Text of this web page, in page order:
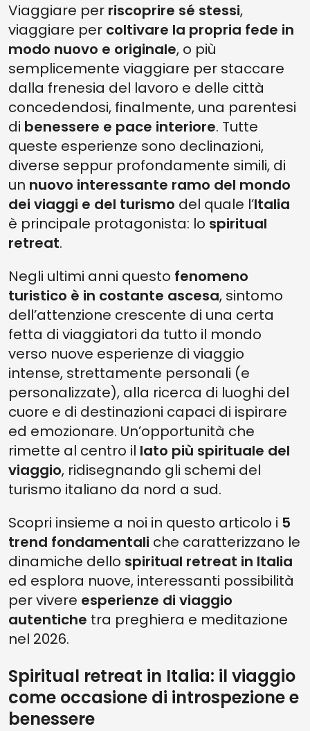
UMBRIA
1. RETREAT IN MOVIMENTO: TUTTA LA MAGIA DEI CAMMINI
ATTRAVERSANDO L’ITALIA
DOMANDE FREQUENTI SUGLI SPIRITUAL RETREAT IN ITALIA
1. QUANTO DURA IN GENERE UNO SPIRITUAL RETREAT E QUALI
ATTIVITÀ INCLUDE?
2. ESISTONO RITIRI SPIRITUALI IN ITALIA PER CHI NON HA ESPERIENZA
DI MEDITAZIONE?
3. QUANTO COSTA PARTECIPARE A UNO SPIRITUAL RETREAT IN
ITALIA?
4. COME SCEGLIERE IL RITIRO SPIRITUALE PIÙ ADATTO ALLE PROPRIE
ESIGENZE?
5. SERVE PREPARARE QUALCOSA IN PARTICOLARE PRIMA DI
PARTECIPARE A UNO SPIRITUAL RETREAT?
Viaggiare per riscoprire sé stessi,
viaggiare per coltivare la propria fede in
modo nuovo e originale, o più
semplicemente viaggiare per staccare
dalla frenesia del lavoro e delle città
concedendosi, finalmente, una parentesi
di benessere e pace interiore. Tutte
queste esperienze sono declinazioni,
diverse seppur profondamente simili, di
un nuovo interessante ramo del mondo
dei viaggi e del turismo del quale l’Italia
è principale protagonista: lo spiritual
retreat.
Negli ultimi anni questo fenomeno
turistico è in costante ascesa, sintomo
dell’attenzione crescente di una certa
fetta di viaggiatori da tutto il mondo
verso nuove esperienze di viaggio
intense, strettamente personali (e
personalizzate), alla ricerca di luoghi del
cuore e di destinazioni capaci di ispirare
ed emozionare. Un’opportunità che
rimette al centro il lato più spirituale del
viaggio, ridisegnando gli schemi del
turismo italiano da nord a sud.
Scopri insieme a noi in questo articolo i 5
trend fondamentali che caratterizzano le
dinamiche dello spiritual retreat in Italia
ed esplora nuove, interessanti possibilità
per vivere esperienze di viaggio
autentiche tra preghiera e meditazione
nel 2026.
Spiritual retreat in Italia: il viaggio
come occasione di introspezione e
benessere